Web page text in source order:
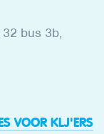
bus 3b,
VOOR KLJ'ERS